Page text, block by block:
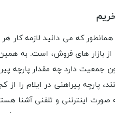
همانطور که می دانید لازمه
از بازار های فروش، است.
دارد چه مقدار پارچه
پارچه پیراهنی در ایلام را
صورت اینترننی و تلفنی آشنا